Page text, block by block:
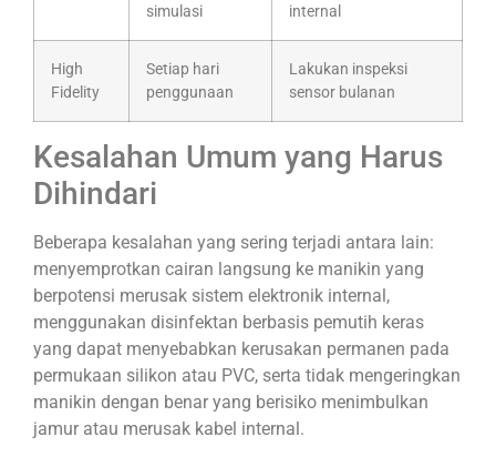
simulasi
internal
High
Fidelity
Setiap hari
penggunaan
Lakukan inspeksi
sensor bulanan
Kesalahan Umum yang Harus
Dihindari
Beberapa kesalahan yang sering terjadi antara lain:
menyemprotkan cairan langsung ke manikin yang
berpotensi merusak sistem elektronik internal,
menggunakan disinfektan berbasis pemutih keras
yang dapat menyebabkan kerusakan permanen pada
permukaan silikon atau PVC, serta tidak mengeringkan
manikin dengan benar yang berisiko menimbulkan
jamur atau merusak kabel internal.